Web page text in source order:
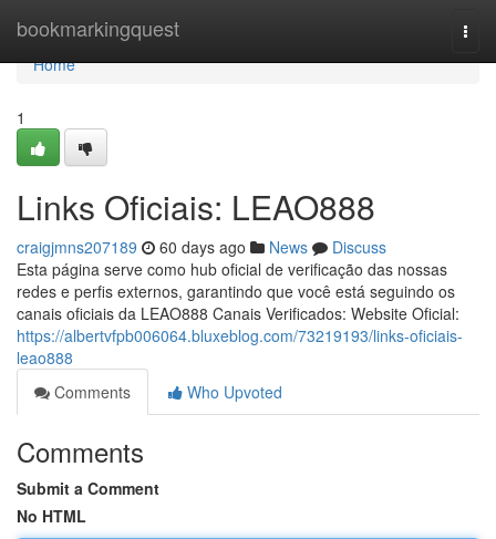
bookmarkingquest
Home
Home
1
Links Oficiais: LEAO888
craigjmns207189 60 days ago News
Discuss
Esta página serve como hub oficial de verificação das nossas
redes e perfis externos, garantindo que você está seguindo os
canais oficiais da LEAO888 Canais Verificados: Website Oficial:
https://albertvfpb006064.bluxeblog.com/73219193/links-oficiais-
leao888
Comments
Who Upvoted
Comments
Submit a Comment
No HTML